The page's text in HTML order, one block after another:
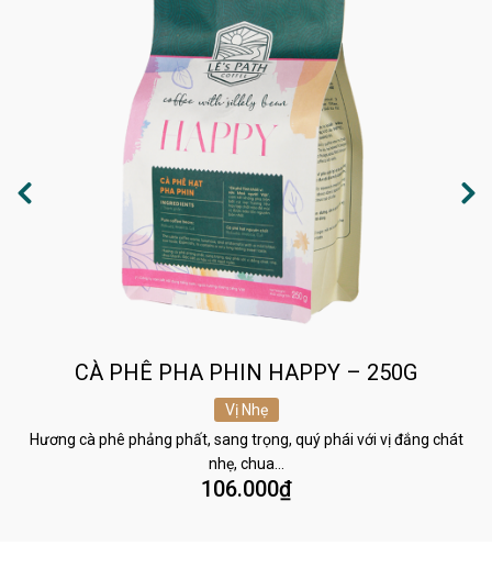
CÀ PHÊ PHA PHIN HAPPY – 250G
Vị Nhẹ
Hương cà phê phảng phất, sang trọng, quý phái với vị đắng chát
nhẹ, chua…
106.000₫